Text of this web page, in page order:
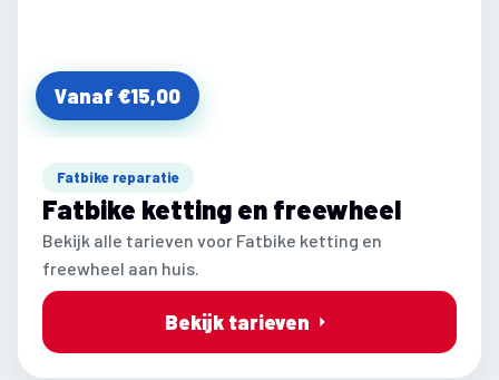
Vanaf €15,00
Fatbike reparatie
Fatbike ketting en freewheel
Bekijk alle tarieven voor Fatbike ketting en
freewheel aan huis.
Bekijk tarieven